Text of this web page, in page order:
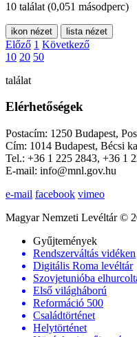
10 találat (0,051 másodperc)
ikon nézet lista nézet
Előző 1 Következő
10 20 50
találat
Elérhetőségek
Postacím: 1250 Budapest,
Cím: 1014 Budapest, Bécsi
Tel.: +36 1 225 2843, +36 1
E-mail: info@mnl.gov.hu
e-mail facebook vimeo
Magyar Nemzeti Levéltár ©
Gyűjtemények
Rendszerváltás vidéken
Digitális Roma levéltár
Szovjetunióba
Első világháború
Reformáció 500
Családtörténet
Helytörténet